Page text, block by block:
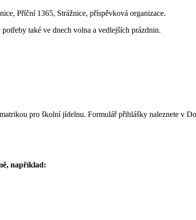
Příční 1365, Strážnice, příspěvková organizace.
také ve dnech volna a vedlejších prázdnin.
pro školní jídelnu. Formulář přihlášky naleznete v
například: